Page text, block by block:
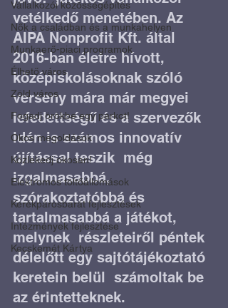
Vállalkozói közösségépítés
Nők a családban és a munkahelyen
Munkaerő-piaci programok
Élhető város
Zöld város
Fogadj örökbe egy parkot!
Okos megoldások
Közlekedj okosan!
Elektromos töltőállomások
Kerékpárosbarát fejlesztések
Intézmények fejlesztése
Kecskemét Kártya
vetélkedő menetében. Az
AIPA Nonprofit Kft. által
2016-ban életre hívott,
középiskolásoknak szóló
verseny mára már megyei
lefedettségű és a szervezők
idén is számos innovatív
újítással teszik  még
izgalmasabbá,
szórakoztatóbbá és
tartalmasabbá a játékot,
melynek  részleteiről péntek
délelőtt egy sajtótájékoztató
keretein belül  számoltak be
az érintetteknek.